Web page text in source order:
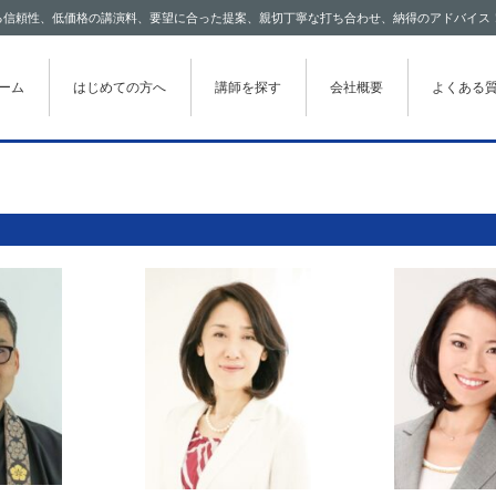
頼性、低価格の講演料、要望に合った提案、親切丁寧な打ち合わせ、納得のアドバイス
ツに移動
ム はじめての方へ 講師を探す 会社概要 よくある